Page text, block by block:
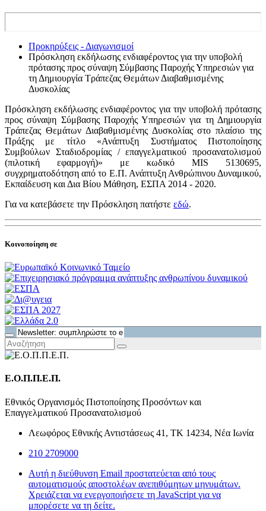
Προκηρύξεις - Διαγωνισμοί
Πρόσκληση εκδήλωσης ενδιαφέροντος για την υποβολή
πρότασης προς σύναψη Σύμβασης Παροχής Υπηρεσιών για
τη Δημιουργία Τράπεζας Θεμάτων Διαβαθμισμένης
Δυσκολίας
Πρόσκληση εκδήλωσης ενδιαφέροντος για την υποβολή πρότασης
προς σύναψη Σύμβασης Παροχής Υπηρεσιών για τη Δημιουργία
Τράπεζας Θεμάτων Διαβαθμισμένης Δυσκολίας στο πλαίσιο της
Πράξης με τίτλο «Ανάπτυξη Συστήματος Πιστοποίησης
Συμβούλων Σταδιοδρομίας / επαγγελματικού προσανατολισμού
(πιλοτική εφαρμογή)» με κωδικό MIS 5130695,
συγχρηματοδότηση από το Ε.Π. Ανάπτυξη Ανθρώπινου Δυναμικού,
Εκπαίδευση και Δια Βίου Μάθηση, ΕΣΠΑ 2014 - 2020.
Για να κατεβάσετε την Πρόσκληση πατήστε εδώ.
Κοινοποίηση σε
Ε.Ο.Π.Π.Ε.Π.
Εθνικός Οργανισμός Πιστοποίησης Προσόντων και
Επαγγελματικού Προσανατολισμού
Λεωφόρος Εθνικής Αντιστάσεως 41, ΤΚ 14234, Νέα Ιωνία
210 2709000
Αυτή η διεύθυνση Email προστατεύεται από τους
αυτοματισμούς αποστολέων ανεπιθύμητων μηνυμάτων.
Χρειάζεται να ενεργοποιήσετε τη JavaScript για να
μπορέσετε να τη δείτε.